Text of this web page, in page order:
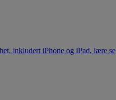
inkludert iPhone og iPad, lære